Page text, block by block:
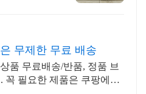
무제한 무료 배송
품 무료배송/반품, 정품 브
꼭 필요한 제품은 쿠팡에서